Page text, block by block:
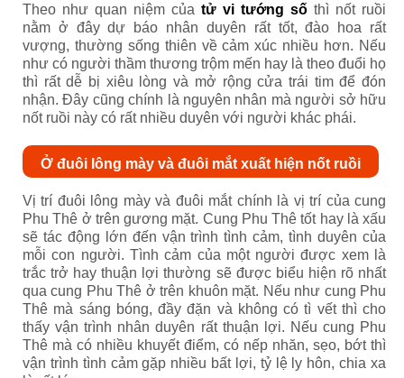
Theo như quan niệm của tử vi tướng số thì nốt ruồi
nằm ở đây dự báo nhân duyên rất tốt, đào hoa rất
vượng, thường sống thiên về cảm xúc nhiều hơn. Nếu
như có người thầm thương trộm mến hay là theo đuổi họ
thì rất dễ bị xiêu lòng và mở rộng cửa trái tim để đón
nhận. Đây cũng chính là nguyên nhân mà người sở hữu
nốt ruồi này có rất nhiều duyên với người khác phái.
Ở đuôi lông mày và đuôi mắt xuất hiện nốt ruồi
Vị trí đuôi lông mày và đuôi mắt chính là vị trí của cung
Phu Thê ở trên gương mặt. Cung Phu Thê tốt hay là xấu
sẽ tác động lớn đến vận trình tình cảm, tình duyên của
mỗi con người. Tình cảm của một người được xem là
trắc trở hay thuận lợi thường sẽ được biểu hiện rõ nhất
qua cung Phu Thê ở trên khuôn mặt. Nếu như cung Phu
Thê mà sáng bóng, đầy đặn và không có tì vết thì cho
thấy vận trình nhân duyên rất thuận lợi. Nếu cung Phu
Thê mà có nhiều khuyết điểm, có nếp nhăn, sẹo, bớt thì
vận trình tình cảm gặp nhiều bất lợi, tỷ lệ ly hôn, chia xa